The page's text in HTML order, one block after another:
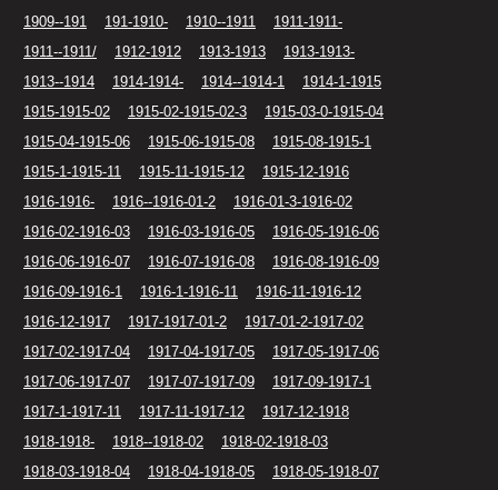
1909--191
191-1910- 1910--1911
1911-1911-
1911--1911/
1912-1912 1913-1913
1913-1913-
1913--1914
1914-1914- 1914--1914-1
1914-1-1915
1915-1915-02
1915-02-1915-02-3
1915-03-0-1915-04
1915-04-1915-06
1915-06-1915-08
1915-08-1915-1
1915-1-1915-11
1915-11-1915-12
1915-12-1916
1916-1916-
1916--1916-01-2
1916-01-3-1916-02
1916-02-1916-03
1916-03-1916-05
1916-05-1916-06
1916-06-1916-07
1916-07-1916-08
1916-08-1916-09
1916-09-1916-1
1916-1-1916-11
1916-11-1916-12
1916-12-1917
1917-1917-01-2
1917-01-2-1917-02
1917-02-1917-04
1917-04-1917-05
1917-05-1917-06
1917-06-1917-07
1917-07-1917-09
1917-09-1917-1
1917-1-1917-11
1917-11-1917-12
1917-12-1918
1918-1918-
1918--1918-02
1918-02-1918-03
1918-03-1918-04
1918-04-1918-05
1918-05-1918-07